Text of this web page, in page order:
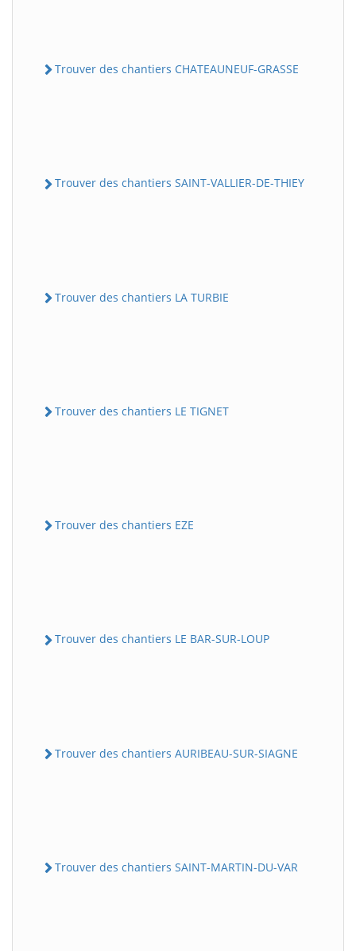
Trouver des chantiers CHATEAUNEUF-GRASSE
Trouver des chantiers SAINT-VALLIER-DE-THIEY
Trouver des chantiers LA TURBIE
Trouver des chantiers LE TIGNET
Trouver des chantiers EZE
Trouver des chantiers LE BAR-SUR-LOUP
Trouver des chantiers AURIBEAU-SUR-SIAGNE
Trouver des chantiers SAINT-MARTIN-DU-VAR